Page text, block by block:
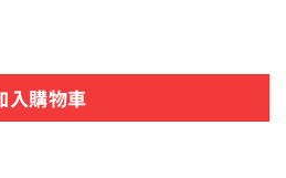
系列 18cm 陶瓷不沾湯鍋(單把
入購物車